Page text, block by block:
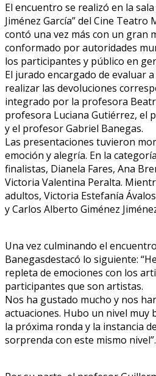
El encuentro se realizó en la
Jiménez García” del Cine Teatro
contó una vez más con un gran
conformado por autoridades
los participantes y público en
El jurado encargado de evaluar
realizar las devoluciones
integrado por la profesora
profesora Luciana Gutiérrez, el
y el profesor Gabriel Banegas.
Las presentaciones tuvieron
emoción y alegría. En la
finalistas, Dianela Fares, Ana
Victoria Valentina Peralta.
adultos, Victoria Estefanía
y Carlos Alberto Giménez
Una vez culminando el
Banegasdestacó lo siguiente:
repleta de emociones con los
participantes que son artistas.
Nos ha gustado mucho y nos
actuaciones. Hubo un nivel muy
la próxima ronda y la instancia
sorprenda con este mismo nivel”.